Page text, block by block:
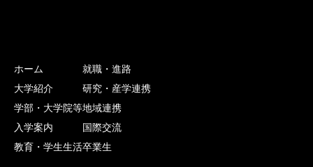
ホーム
大学紹介
学部・大学院等
入学案内
教育・学生生活
就職・進路
研究・産学連携
地域連携
国際交流
卒業生